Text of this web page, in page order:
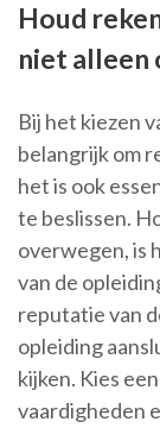
Houd
niet alleen
Bij het kiezen
belangrijk om
het is ook
te beslissen.
overwegen, is
van de
reputatie van
opleiding
kijken. Kies
vaardigheden